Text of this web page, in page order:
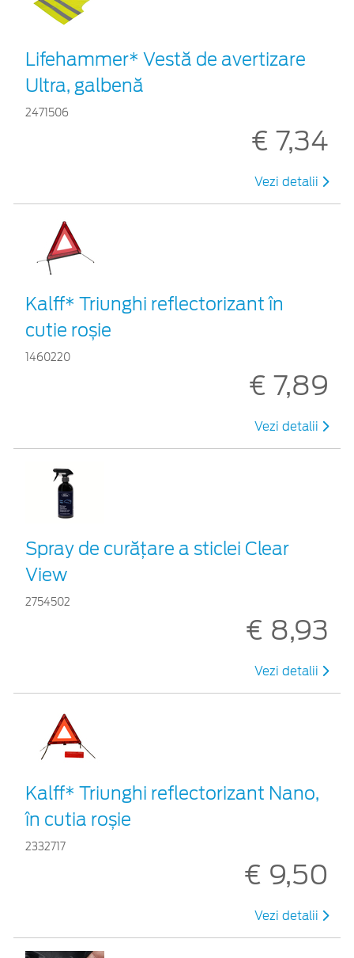
Lifehammer* Vestă de avertizare
Ultra, galbenă
2471506
€ 7,34
Vezi detalii
Kalff* Triunghi reflectorizant în
cutie roșie
1460220
€ 7,89
Vezi detalii
Spray de curățare a sticlei Clear
View
2754502
€ 8,93
Vezi detalii
Kalff* Triunghi reflectorizant Nano,
în cutia roșie
2332717
€ 9,50
Vezi detalii